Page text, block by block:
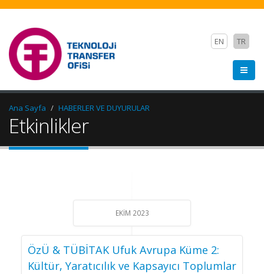
EN TR
Ana Sayfa HABERLER VE DUYURULAR
Etkinlikler
EKIM 2023
ÖzÜ & TÜBİTAK Ufuk Avrupa Küme 2:
Kültür, Yaratıcılık ve Kapsayıcı Toplumlar